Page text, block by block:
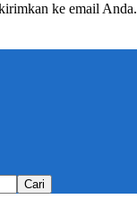
ke email Anda.